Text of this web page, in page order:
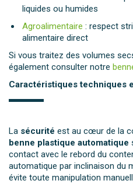
liquides ou humides
Agroalimentaire : respect
alimentaire direct
Si vous traitez des volumes
également consulter notre
Caractéristiques techniques
La sécurité est au cœur de la
benne plastique automatique
contact avec le rebord du
automatique par inclinaison du
évite toute manipulation